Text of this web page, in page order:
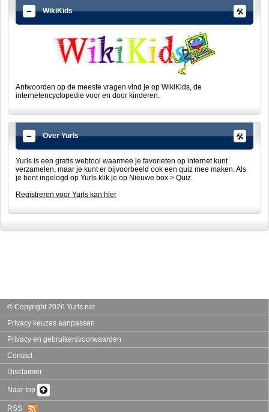
WikiKids
Antwoorden op de meeste vragen vind je op WikiKids, de
internetencyclopedie voor en door kinderen.
Over Yurls
Yurls is een gratis webtool waarmee je favorieten op internet kunt
verzamelen, maar je kunt er bijvoorbeeld ook een quiz mee maken. Als
je bent ingelogd op Yurls klik je op Nieuwe box > Quiz.
Registreren voor Yurls kan hier
© Copyright 2026 Yurls.net
Privacy keuzes aanpassen
Privacy en gebruikersvoorwaarden
Contact
Disclaimer
Naar top
RSS